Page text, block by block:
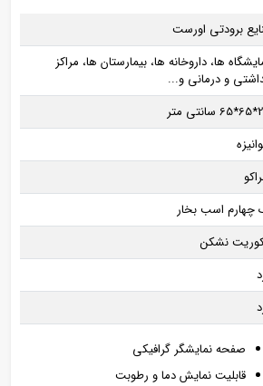
برودتی اورست
ها، داروخانه ها، بیمارستان ها، مراکز
و درمانی و...
متر
چهارم اسب بخار
نشکن
صفحه نمایشگر گرافیکی
قابلیت نمایش دما و رطوبت